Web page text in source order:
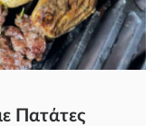
Πατάτες